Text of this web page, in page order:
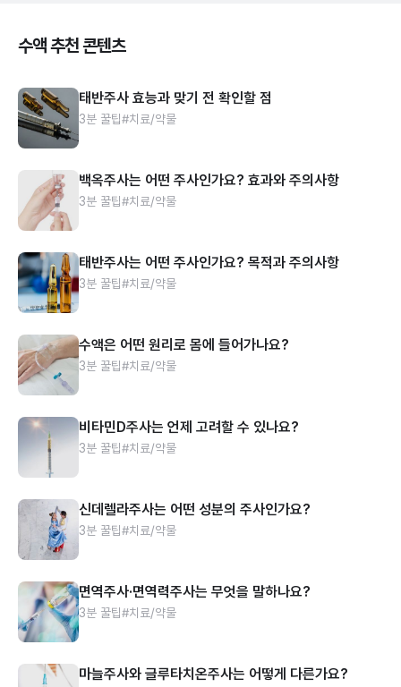
수액 추천 콘텐츠
태반주사 효능과 맞기 전 확인할 점
3분 꿀팁#치료/약물
백옥주사는 어떤 주사인가요? 효과와 주의사항
3분 꿀팁#치료/약물
태반주사는 어떤 주사인가요? 목적과 주의사항
3분 꿀팁#치료/약물
수액은 어떤 원리로 몸에 들어가나요?
3분 꿀팁#치료/약물
비타민D주사는 언제 고려할 수 있나요?
3분 꿀팁#치료/약물
신데렐라주사는 어떤 성분의 주사인가요?
3분 꿀팁#치료/약물
면역주사·면역력주사는 무엇을 말하나요?
3분 꿀팁#치료/약물
마늘주사와 글루타치온주사는 어떻게 다른가요?